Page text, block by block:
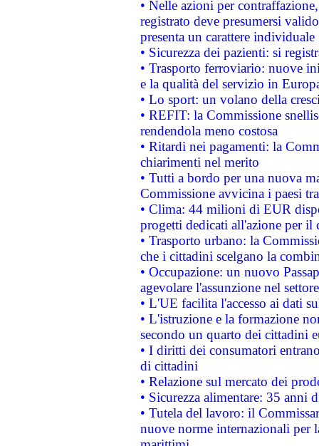
• Nelle azioni per
registrato deve presumersi
presenta un carattere individuale
• Sicurezza dei pazienti: si
• Trasporto ferroviario: nuove
e la qualità del servizio in
• Lo sport: un volano della
• REFIT: la Commissione
rendendola meno costosa
• Ritardi nei pagamenti: la
chiarimenti nel merito
• Tutti a bordo per una nuova
Commissione avvicina i paesi
• Clima: 44 milioni di EUR
progetti dedicati all'azione per il
• Trasporto urbano: la
che i cittadini scelgano la
• Occupazione: un nuovo
agevolare l'assunzione nel
• L'UE facilita l'accesso ai dati
• L'istruzione e la formazione
secondo un quarto dei cittadini
• I diritti dei consumatori
di cittadini
• Relazione sul mercato dei
• Sicurezza alimentare: 35 anni
• Tutela del lavoro: il
nuove norme internazionali per